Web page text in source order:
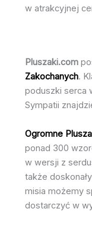
w atrakcyjnej
Pluszaki.com
Zakochanych.
poduszki serca
Sympatii
Ogromne
ponad 300
w wersji z
także
misia możemy
dostarczyć w